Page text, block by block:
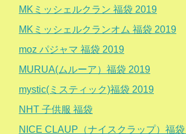
MKミッシェルクラン 福袋 2019
MKミッシェルクランオム 福袋 2019
moz パジャマ 福袋 2019
MURUA(ムルーア）福袋 2019
mystic(ミスティック)福袋 2019
NHT 子供服 福袋
NICE CLAUP（ナイスクラップ）福